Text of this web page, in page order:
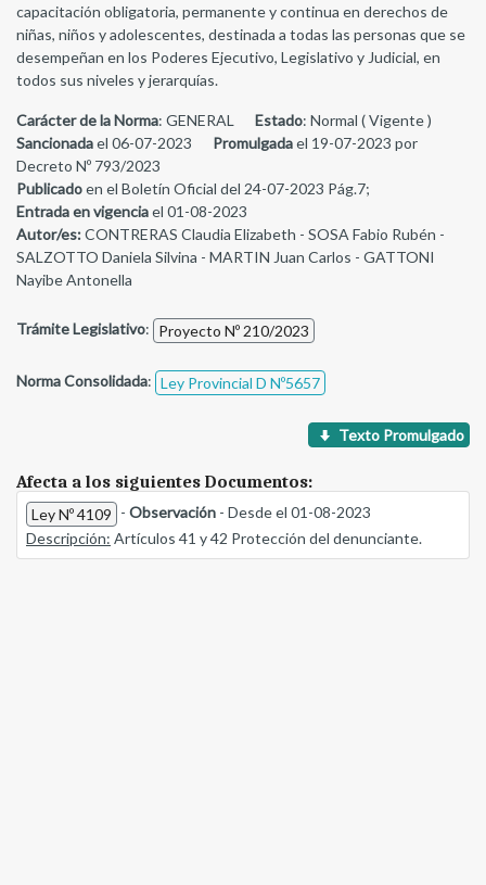
capacitación obligatoria, permanente y continua en derechos de
niñas, niños y adolescentes, destinada a todas las personas que se
desempeñan en los Poderes Ejecutivo, Legislativo y Judicial, en
todos sus niveles y jerarquías.
Carácter de la Norma: GENERAL Estado: Normal ( Vigente )
Sancionadael 06-07-2023 Promulgadael 19-07-2023 por
Decreto Nº 793/2023
Publicadoen el Boletín Oficial del 24-07-2023 Pág.7;
Entrada en vigenciael 01-08-2023
Autor/es:CONTRERAS Claudia Elizabeth - SOSA Fabio Rubén -
SALZOTTO Daniela Silvina - MARTIN Juan Carlos - GATTONI
Nayibe Antonella
Trámite Legislativo: Proyecto Nº 210/2023
Norma Consolidada: Ley Provincial D Nº5657
Texto Promulgado
Afecta a los siguientes Documentos:
Ley Nº 4109 - Observación - Desde el 01-08-2023
Descripción: Artículos 41 y 42 Protección del denunciante.